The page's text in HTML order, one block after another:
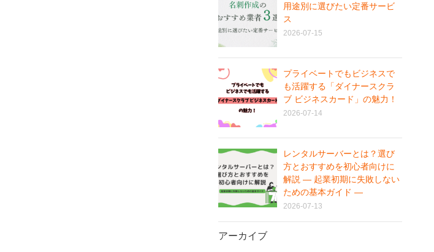
用途別に選びたい定番サービ
ス
2026-07-15
プライベートでもビジネスで
も活躍する「ダイナースクラ
ブ ビジネスカード」の魅力！
2026-07-14
レンタルサーバーとは？選び
方とおすすめを初心者向けに
解説 ― 起業初期に失敗しない
ための基本ガイド ―
2026-07-13
アーカイブ